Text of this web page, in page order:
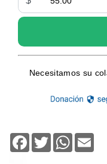
Facebook
TwitterWhatsApp